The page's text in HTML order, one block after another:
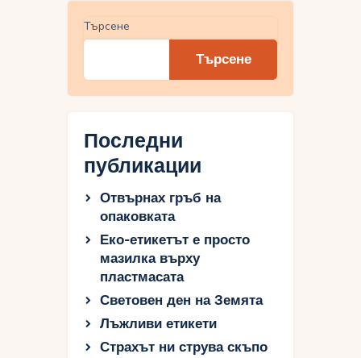
Търсене
Търсене
Последни
публикации
Отвърнах гръб на
опаковката
Еко-етикетът е просто
мазилка върху
пластмасата
Световен ден на Земята
Лъжливи етикети
Страхът ни струва скъпо